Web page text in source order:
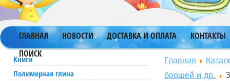
ГЛАВНАЯ НОВОСТИ ДОСТАВКА И ОПЛАТА
КОНТАКТЫ
ПОИСК
Книги
Полимерная глина
Главная
брошей и др.